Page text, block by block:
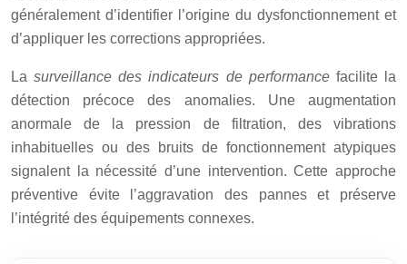
généralement d’identifier l’origine du dysfonctionnement et
d’appliquer les corrections appropriées.
Lasurveillance des indicateurs de performancefacilite la
détection précoce des anomalies. Une augmentation
anormale de la pression de filtration, des vibrations
inhabituelles ou des bruits de fonctionnement atypiques
signalent la nécessité d’une intervention. Cette approche
préventive évite l’aggravation des pannes et préserve
l’intégrité des équipements connexes.